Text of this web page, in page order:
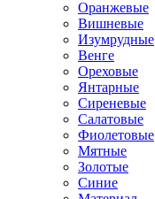
Оранжевые
Вишневые
Изумрудные
Венге
Ореховые
Янтарные
Сиреневые
Салатовые
Фиолетовые
Мятные
Золотые
Синие